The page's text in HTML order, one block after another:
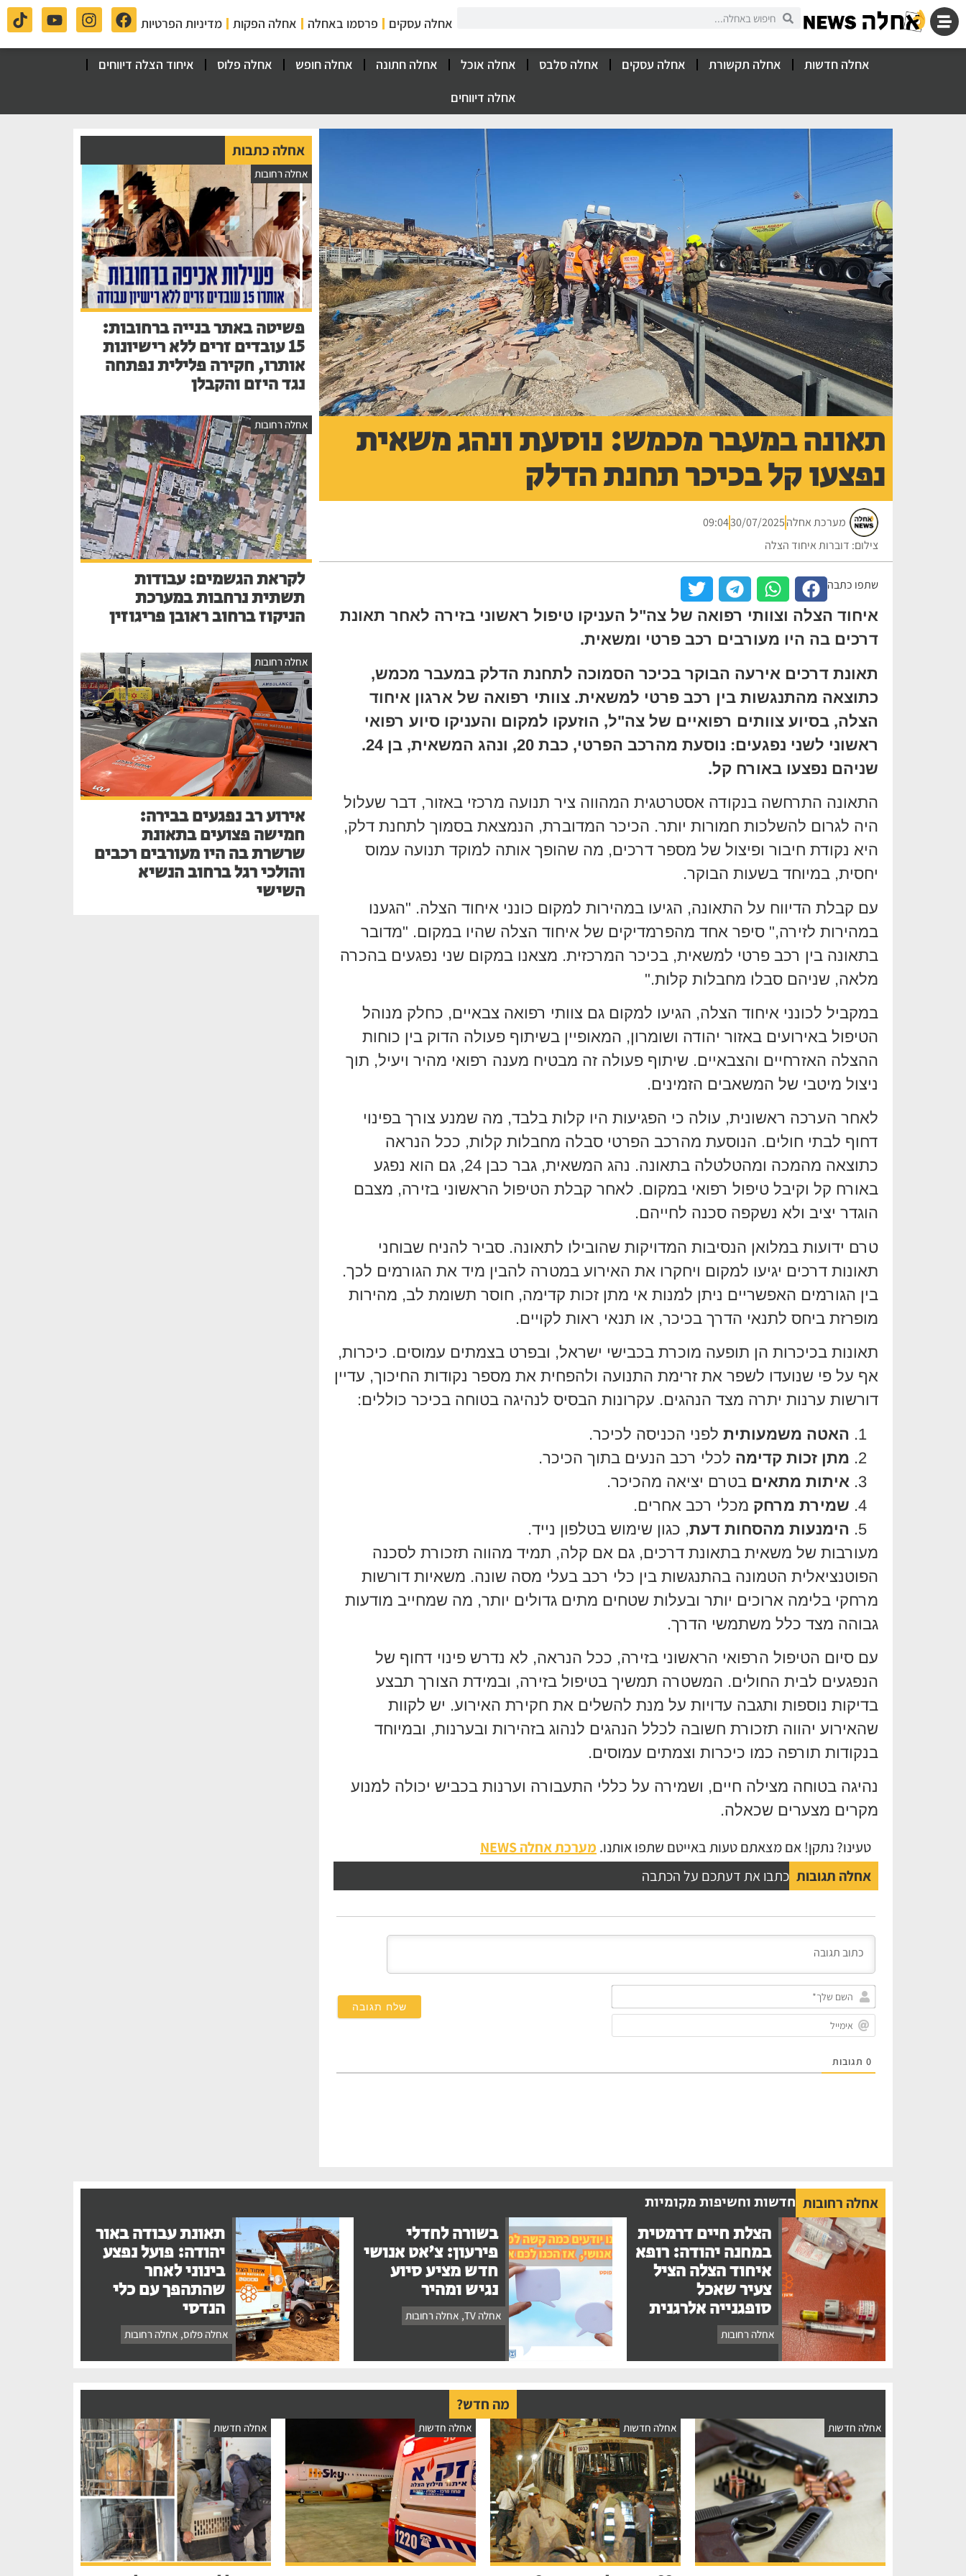
אחלה עסקים פרסמו באחלה אחלה הפקות מדיניות הפרטיות
אחלה חדשות אחלה תקשורת אחלה עסקים אחלה סלבס אחלה אוכל אחלה חתונה אחלה חופש אחלה פלוס
איחוד הצלה דיווחים
אחלה דיווחים
תאונה במעבר מכמש: נוסעת ונהג משאית
נפצעו קל בכיכר תחנת הדלק
מערכת אחלה30/07/2025
09:04
צילום: דוברות איחוד הצלה
שתפו כתבה
איחוד הצלה וצוותי רפואה של צה"ל העניקו טיפול ראשוני בזירה לאחר תאונת
דרכים בה היו מעורבים רכב פרטי ומשאית.
תאונת דרכים אירעה הבוקר בכיכר הסמוכה לתחנת הדלק במעבר מכמש,
כתוצאה מהתנגשות בין רכב פרטי למשאית. צוותי רפואה של ארגון איחוד
הצלה, בסיוע צוותים רפואיים של צה"ל, הוזעקו למקום והעניקו סיוע רפואי
ראשוני לשני נפגעים: נוסעת מהרכב הפרטי, כבת 20, ונהג המשאית, בן 24.
שניהם נפצעו באורח קל.
התאונה התרחשה בנקודה אסטרטגית המהווה ציר תנועה מרכזי באזור, דבר שעלול
היה לגרום להשלכות חמורות יותר. הכיכר המדוברת, הנמצאת בסמוך לתחנת דלק,
היא נקודת חיבור ופיצול של מספר דרכים, מה שהופך אותה למוקד תנועה עמוס
יחסית, במיוחד בשעות הבוקר.
עם קבלת הדיווח על התאונה, הגיעו במהירות למקום כונני איחוד הצלה. "הגענו
במהירות לזירה," סיפר אחד מהפרמדיקים של איחוד הצלה שהיו במקום. "מדובר
בתאונה בין רכב פרטי למשאית, בכיכר המרכזית. מצאנו במקום שני נפגעים בהכרה
מלאה, שניהם סבלו מחבלות קלות."
במקביל לכונני איחוד הצלה, הגיעו למקום גם צוותי רפואה צבאיים, כחלק מנוהל
הטיפול באירועים באזור יהודה ושומרון, המאופיין בשיתוף פעולה הדוק בין כוחות
ההצלה האזרחיים והצבאיים. שיתוף פעולה זה מבטיח מענה רפואי מהיר ויעיל, תוך
ניצול מיטבי של המשאבים הזמינים.
לאחר הערכה ראשונית, עולה כי הפגיעות היו קלות בלבד, מה שמנע צורך בפינוי
דחוף לבתי חולים. הנוסעת מהרכב הפרטי סבלה מחבלות קלות, ככל הנראה
כתוצאה מהמכה ומהטלטלה בתאונה. נהג המשאית, גבר כבן 24, גם הוא נפגע
באורח קל וקיבל טיפול רפואי במקום. לאחר קבלת הטיפול הראשוני בזירה, מצבם
הוגדר יציב ולא נשקפה סכנה לחייהם.
טרם ידועות במלואן הנסיבות המדויקות שהובילו לתאונה. סביר להניח שבוחני
תאונות דרכים יגיעו למקום ויחקרו את האירוע במטרה להבין מיד את הגורמים לכך.
בין הגורמים האפשריים ניתן למנות אי מתן זכות קדימה, חוסר תשומת לב, מהירות
מופרזת ביחס לתנאי הדרך בכיכר, או תנאי ראות לקויים.
תאונות בכיכרות הן תופעה מוכרת בכבישי ישראל, ובפרט בצמתים עמוסים. כיכרות,
אף על פי שנועדו לשפר את זרימת התנועה ולהפחית את מספר נקודות החיכוך, עדיין
דורשות ערנות יתרה מצד הנהגים. עקרונות הבסיס לנהיגה בטוחה בכיכר כוללים:
האטה משמעותית לפני הכניסה לכיכר.
מתן זכות קדימה לכלי רכב הנעים בתוך הכיכר.
איתות מתאים בטרם יציאה מהכיכר.
שמירת מרחק מכלי רכב אחרים.
הימנעות מהסחות דעת, כגון שימוש בטלפון נייד.
מעורבות של משאית בתאונת דרכים, גם אם קלה, תמיד מהווה תזכורת לסכנה
הפוטנציאלית הטמונה בהתנגשות בין כלי רכב בעלי מסה שונה. משאיות דורשות
מרחקי בלימה ארוכים יותר ובעלות שטחים מתים גדולים יותר, מה שמחייב מודעות
גבוהה מצד כלל משתמשי הדרך.
עם סיום הטיפול הרפואי הראשוני בזירה, ככל הנראה, לא נדרש פינוי דחוף של
הנפגעים לבית החולים. המשטרה תמשיך בטיפול בזירה, ובמידת הצורך תבצע
בדיקות נוספות ותגבה עדויות על מנת להשלים את חקירת האירוע. יש לקוות
שהאירוע יהווה תזכורת חשובה לכלל הנהגים לנהוג בזהירות ובערנות, ובמיוחד
בנקודות תורפה כמו כיכרות וצמתים עמוסים.
נהיגה בטוחה מצילה חיים, ושמירה על כללי התעבורה וערנות בכביש יכולה למנוע
מקרים מצערים שכאלה.
טעינו? נתקן! אם מצאתם טעות באייטם שתפו אותנו. מערכת אחלה NEWS
אחלה תגובות כתבו את דעתכם על הכתבה
השם
שלך*
0 תגובות
אחלה כתבות
אחלה רחובות
פשיטה באתר בנייה ברחובות:
15 עובדים זרים ללא רישיונות
אותרו, חקירה פלילית נפתחה
נגד היזם והקבלן
אחלה רחובות
לקראת הגשמים: עבודות
תשתית נרחבות במערכת
הניקוז ברחוב ראובן פריגוזין
אחלה רחובות
אירוע רב נפגעים בבירה:
חמישה פצועים בתאונת
שרשרת בה היו מעורבים רכבים
והולכי רגל ברחוב הנשיא
השישי
אחלה רחובות חדשות וחשיפות מקומיות
הצלת חיים דרמטית
במחנה יהודה: רופא
איחוד הצלה הציל
צעיר שאכל
סופגנייה אלרגנית
אחלה רחובות
בשורה לחדלי
פירעון: צ'אט אנושי
חדש מציע סיוע
נגיש ומהיר
אחלה TV , אחלה רחובות
תאונת עבודה באור
יהודה: פועל נפצע
בינוני לאחר
שהתהפך עם כלי
הנדסי
אחלה פלוס, אחלה רחובות
מה חדש?
אחלה חדשות אחלה חדשות אחלה חדשות אחלה חדשות